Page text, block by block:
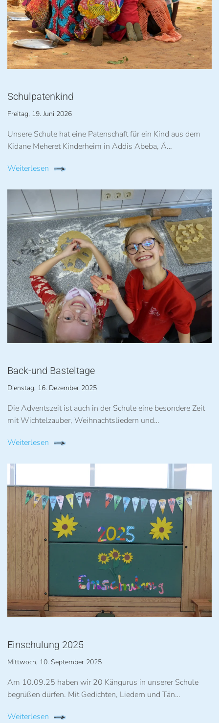
Schulpatenkind
Freitag, 19. Juni 2026
Unsere Schule hat eine Patenschaft für ein Kind aus dem
Kidane Meheret Kinderheim in Addis Abeba, Ä…
Weiterlesen
Back-und Basteltage
Dienstag, 16. Dezember 2025
Die Adventszeit ist auch in der Schule eine besondere Zeit
mit Wichtelzauber, Weihnachtsliedern und…
Weiterlesen
Einschulung 2025
Mittwoch, 10. September 2025
Am 10.09.25 haben wir 20 Kängurus in unserer Schule
begrüßen dürfen. Mit Gedichten, Liedern und Tän…
Weiterlesen